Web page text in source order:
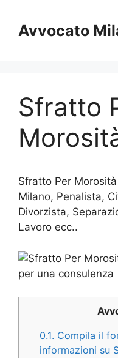
contenuto
Avvocato
Sfratto
Sfratto Per
Milano, Penalista,
Divorzista,
Lavoro ecc..
0.1. Compila il
informazioni su